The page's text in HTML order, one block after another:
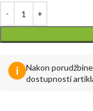
i
Nakon
dostupnosti